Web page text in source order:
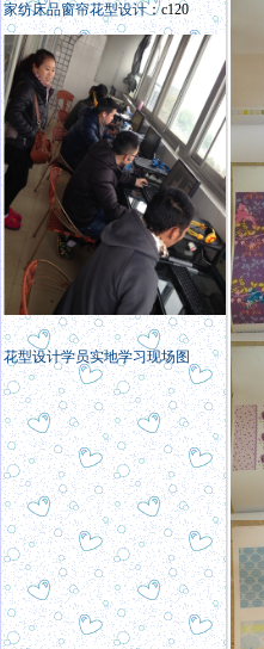
家纺床品窗帘花型设计：c120
花型设计学员实地学习现场图